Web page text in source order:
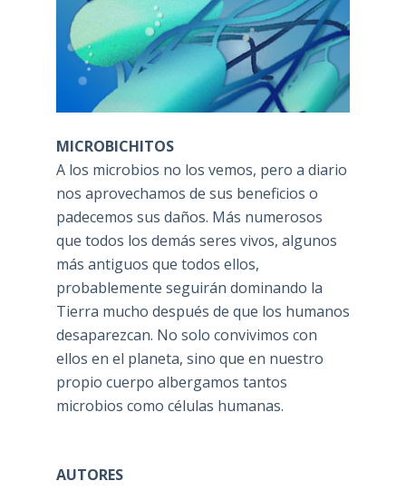
MICROBICHITOS
A los microbios no los vemos, pero a diario
nos aprovechamos de sus beneficios o
padecemos sus daños. Más numerosos
que todos los demás seres vivos, algunos
más antiguos que todos ellos,
probablemente seguirán dominando la
Tierra mucho después de que los humanos
desaparezcan. No solo convivimos con
ellos en el planeta, sino que en nuestro
propio cuerpo albergamos tantos
microbios como células humanas.
AUTORES